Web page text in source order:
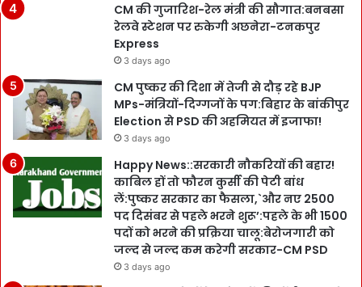
CM की गुजारिश-रेल मंत्री की सौगात:बनबसा
रेलवे स्टेशन पर रुकेगी अछनेरा-टनकपुर
Express
3 days ago
CM पुष्कर की दिशा में तेजी से दौड़ रहे BJP
MPs-मंत्रियों-दिग्गजों के पग:बिहार के बांकीपुर
Election से PSD की अहमियत में इजाफा!
3 days ago
Happy News::सरकारी नौकरियों की बहार!
काबिल हों तो फौरन कुर्सी की पेटी बांध
लें:पुष्कर सरकार का फैसला,`और नए 2500
पद दिसंबर से पहले भरने शुरू’:पहले के भी 1500
पदों को भरने की प्रक्रिया चालू:बेरोजगारी को
जल्द से जल्द कम करेगी सरकार-CM PSD
3 days ago